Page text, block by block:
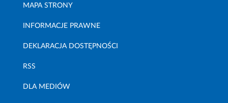
MAPA STRONY
INFORMACJE PRAWNE
DEKLARACJA DOSTĘPNOŚCI
RSS
DLA MEDIÓW